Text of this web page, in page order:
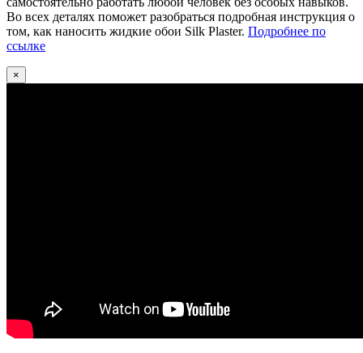
Во всех деталях поможет разобраться подробная инструкция о
том, как наносить жидкие обои Silk Plaster. Подробнее по
ссылке
×